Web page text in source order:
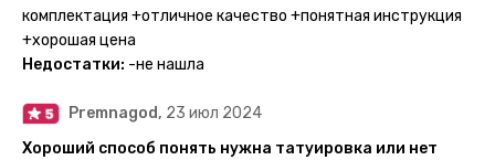
отметить, что у everink очень большой выбор мест для
доставки, что значительно упрощает процесс получения
тату. Посылка была упакованна в бумажный плотный
конверт, внутри оказалась ещё одна упаковка с
дизайнерским принтом. Комплектация набора: сами тату,
упакованные в специальные пакетики, салфетки,
инструкция по нанесению. Всё выглядит очень мило. Я уже
комплектация +отличное качество +понятная инструкция
+хорошая цена
Недостатки: -не нашла
Premnagod, 23 июл 2024
Хороший способ понять нужна татуировка или нет